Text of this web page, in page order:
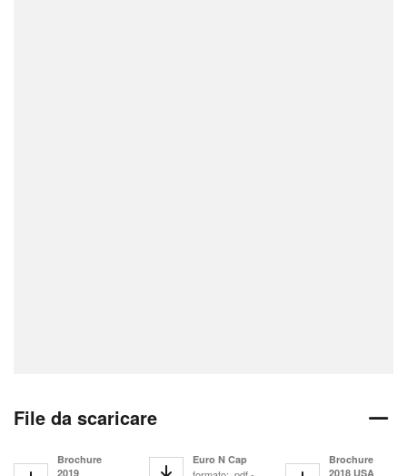
File da scaricare
Brochure
2019
Euro N Cap
Brochure
2018 USA